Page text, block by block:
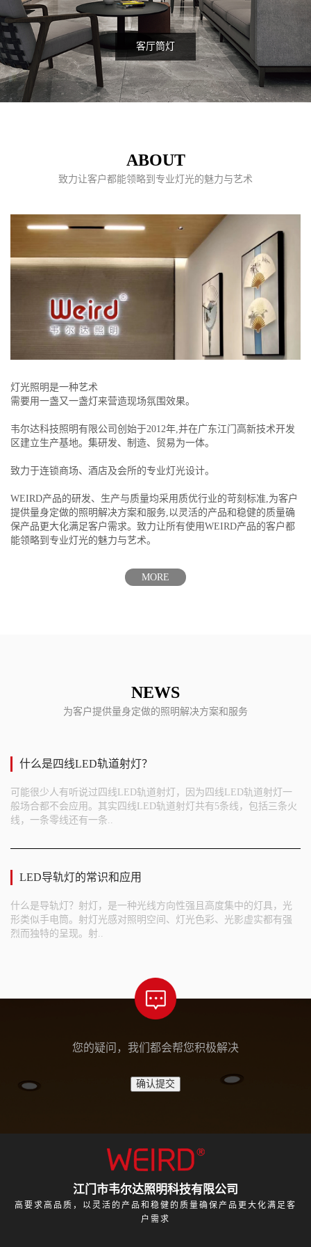
客厅筒灯
ABOUT
致力让客户都能领略到专业灯光的魅力与艺术
灯光照明是一种艺术
需要用一盏又一盏灯来营造现场氛围效果。
韦尔达科技照明有限公司创始于2012年,并在广东江门高新技术开发
区建立生产基地。集研发、制造、贸易为一体。
致力于连锁商场、酒店及会所的专业灯光设计。
WEIRD产品的研发、生产与质量均采用质优行业的苛刻标准,为客户
提供量身定做的照明解决方案和服务,以灵活的产品和稳健的质量确
保产品更大化满足客户需求。致力让所有使用WEIRD产品的客户都
能领略到专业灯光的魅力与艺术。
MORE
NEWS
为客户提供量身定做的照明解决方案和服务
什么是四线LED轨道射灯？
可能很少人有听说过四线LED轨道射灯，因为四线LED轨道射灯一
般场合都不会应用。其实四线LED轨道射灯共有5条线，包括三条火
线，一条零线还有一条..
LED导轨灯的常识和应用
什么是导轨灯？射灯，是一种光线方向性强且高度集中的灯具，光
形类似手电筒。射灯光感对照明空间、灯光色彩、光影虚实都有强
烈而独特的呈现。射..
您的疑问，我们都会帮您积极解决
江门市韦尔达照明科技有限公司
高要求高品质，以灵活的产品和稳健的质量确保产品更大化满足客
户需求